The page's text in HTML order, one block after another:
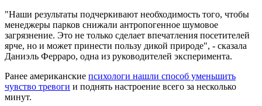
"Наши результаты подчеркивают необходимость того, чтобы
менеджеры парков снижали антропогенное шумовое
загрязнение. Это не только сделает впечатления посетителей
ярче, но и может принести пользу дикой природе", - сказала
Даниэль Ферраро, одна из руководителей эксперимента.
Ранее американские психологи нашли способ уменьшить
чувство тревоги и поднять настроение всего за несколько
минут.